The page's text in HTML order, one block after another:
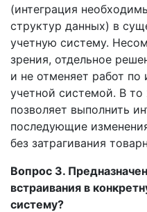
(интеграция
структур данных) в
учетную систему.
зрения, отдельное
и не отменяет работ по
учетной системой. В
позволяет выполнить
последующие
без затрагивания
Вопрос 3.
встраивания в
систему?